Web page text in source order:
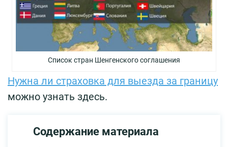
Список стран Шенгенского соглашения
Нужна ли страховка для выезда за границу
можно узнать здесь.
Содержание материала